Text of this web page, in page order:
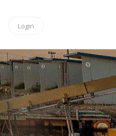
Login